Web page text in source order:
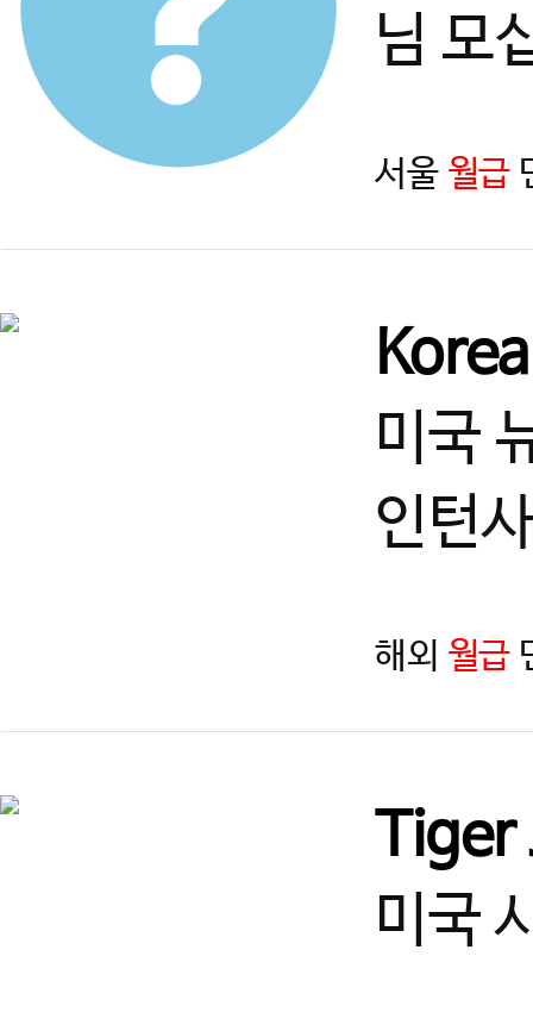
님 모
서울 월급
미국
인턴
해외 월급
Tiger
미국
경기 즐겁게 일하고, 함께 성장
(급구) 정사범님, 보조사